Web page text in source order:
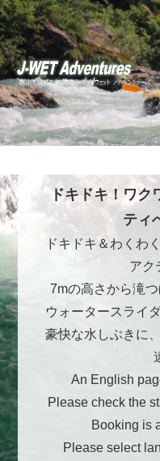
ドキドキ！ワ
ティ
ドキドキ＆わくわ
アク
7mの高さから滝
ウォータースライ
豪快な水しぶきに
An English
Please check the
Booking is
Please select